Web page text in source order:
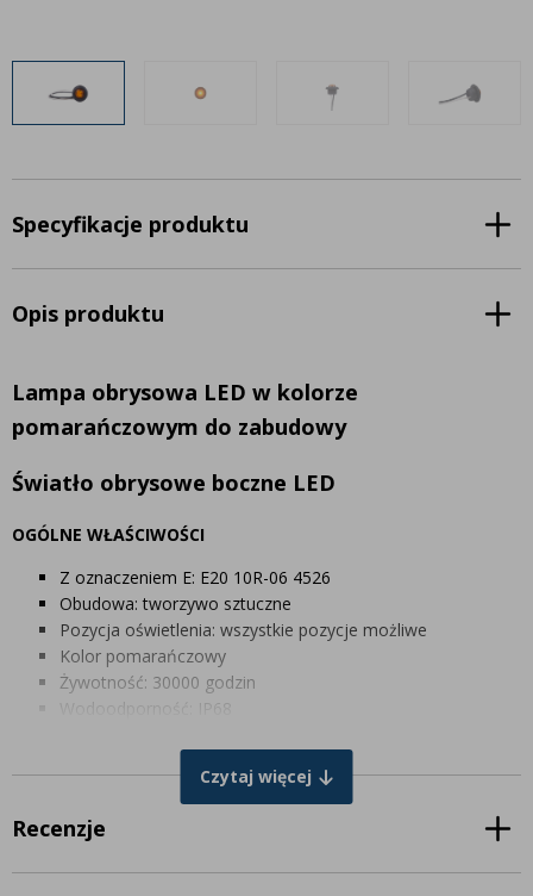
Kontakt
AgraLED Blog
info@agraled.pl
Kontakt
Specyfikacje produktu
Opis produktu
Lampa obrysowa LED w kolorze
pomarańczowym do zabudowy
Światło obrysowe boczne LED
OGÓLNE WŁAŚCIWOŚCI
Z oznaczeniem E: E20 10R-06 4526
Obudowa: tworzywo sztuczne
Pozycja oświetlenia: wszystkie pozycje możliwe
Kolor pomarańczowy
Żywotność: 30000 godzin
Wodoodporność: IP68
PARAMETRY ELEKTRYCZNE
Moc: 0,2 / 0,4W
Napięcie: 10-30V
Czytaj więcej
Recenzje